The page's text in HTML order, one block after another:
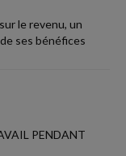
le revenu, un
ses bénéfices
PENDANT